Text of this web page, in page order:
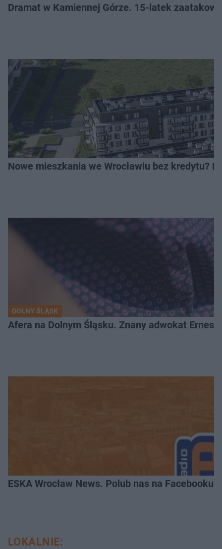
Dramat w Kamiennej Górze. 15-latek
Nowe mieszkania we Wrocławiu bez kredytu?
DOLNY ŚLĄSK
Afera na Dolnym Śląsku. Znany adwokat Ernest
ESKA Wrocław News. Polub nas na Facebooku!
LOKALNIE: